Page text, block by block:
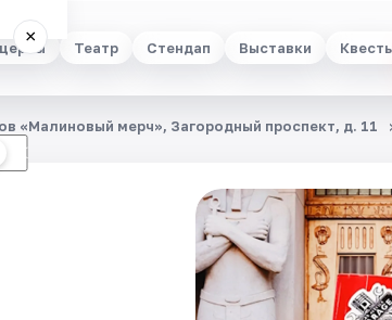
Театр Стендап Выставки
×
☾
«Малиновый мерч», Загородный проспект, д. 11